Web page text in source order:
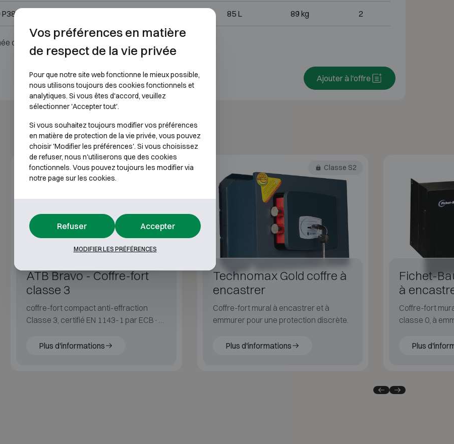
85 L 89 kg 2
ou serrure.
Ajouter à l'offre
Classe 3
ATB Bravo - Coffre-fort
classe 3
coffre-fort compact anti-effraction
Classe 3, certifié EN 1143-1 par ECB·S,
format très réduit.
Plus d'informations
Classe S2
Technomax Gold coffre à
encastrer
Coffre-fort mural à encastrer et à
emmurer pour une protection discrète.
Plus d'informations
Fichet-
à
Coffre-fort
classe 0, à
Plus
Vos préférences en matière
de respect de la vie privée
Pour que notre site web fonctionne le mieux possible,
nous utilisons toujours des cookies fonctionnels et
analytiques. Si vous êtes d'accord, veuillez
sélectionner 'Accepter tout'.
Si vous souhaitez toujours modifier vos préférences
en matière de protection de la vie privée, vous pouvez
choisir 'Modifier les préférences'. Si vous choisissez
de refuser, nous n'utiliserons que des cookies
fonctionnels. Vous pouvez toujours les modifier via
notre page sur les cookies.
Refuser Accepter
MODIFIER LES PRÉFÉRENCES